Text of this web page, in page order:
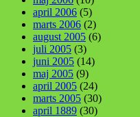
april 2006 (5)
marts 2006 (2)
august 2005 (6)
juli 2005 (3)
juni 2005 (14)
maj 2005 (9)
april 2005 (24)
marts 2005 (30)
april 1889 (30)